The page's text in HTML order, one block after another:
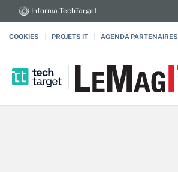
Informa TechTarget
COOKIES PROJETS IT AGENDA PARTENAIRES